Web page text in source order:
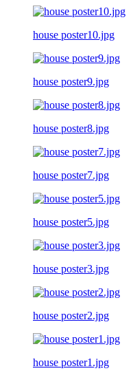
house poster10.jpg
house poster9.jpg
house poster8.jpg
house poster7.jpg
house poster5.jpg
house poster3.jpg
house poster2.jpg
house poster1.jpg